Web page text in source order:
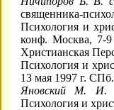
священника-
Психология и
конф. Москва, 7-
Христианская
Психология и
13 мая 1997 г.
Яновский М. И.
Психология и